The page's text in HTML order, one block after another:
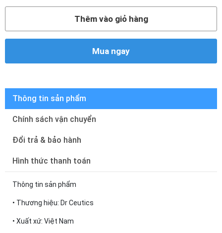
Thêm vào giỏ hàng
Mua ngay
Thông tin sản phẩm
Chính sách vận chuyển
Đổi trả & bảo hành
Hình thức thanh toán
Thông tin sản phẩm
• Thương hiệu: Dr Ceutics
• Xuất xứ: Việt Nam